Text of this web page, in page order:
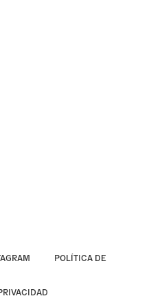
POLÍTICA DE